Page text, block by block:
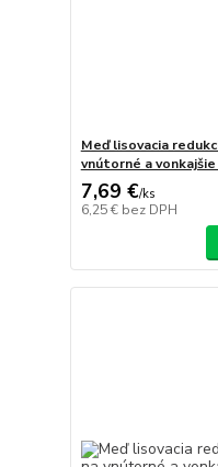
Meď lisovacia
vnútorné a
7,69 €/ks
6,25 € bez DPH